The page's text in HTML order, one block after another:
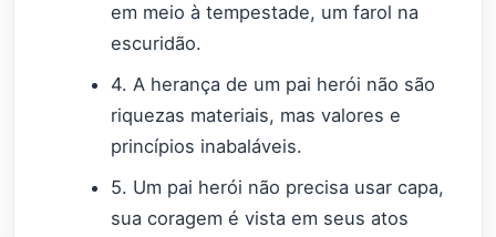
em meio à tempestade, um farol na
escuridão.
4. A herança de um pai herói não são
riquezas materiais, mas valores e
princípios inabaláveis.
5. Um pai herói não precisa usar capa,
sua coragem é vista em seus atos